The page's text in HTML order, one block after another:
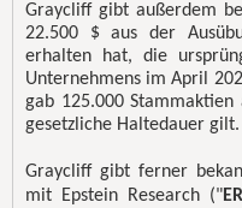
Graycliff gibt außerdem
22.500 $ aus der
erhalten hat, die
Unternehmens im April
gab 125.000
gesetzliche Haltedauer gilt.
Graycliff gibt ferner
mit Epstein Research ("ER